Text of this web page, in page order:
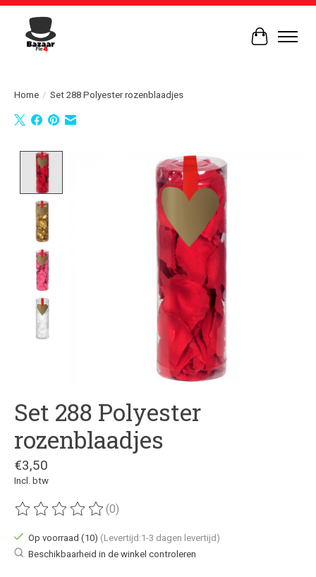
Home / Set 288 Polyester rozenblaadjes
Product image slideshow Items
Set 288 Polyester
rozenblaadjes
€3,50
Incl. btw
De beoordeling van dit product is
(0)
Op voorraad (10) (Levertijd:1-3 dagen levertijd)
Beschikbaarheid in de winkel controleren